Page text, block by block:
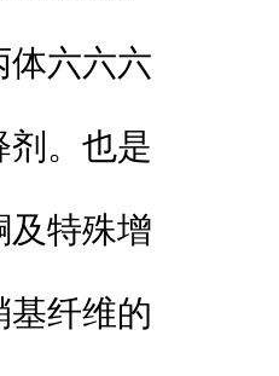
体六六六
剂。也是
及特殊增
基纤维的